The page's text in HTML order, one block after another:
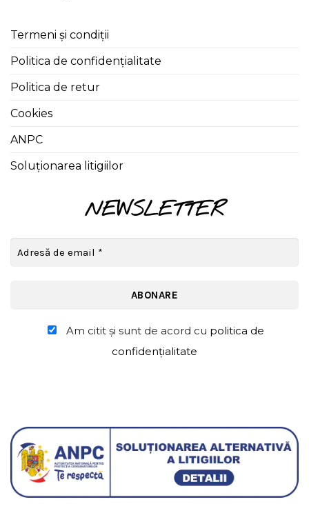
Termeni și condiții
Politica de confidențialitate
Politica de retur
Cookies
ANPC
Soluționarea litigiilor
NEWSLETTER
Am citit şi sunt de acord cu politica de
confidențialitate